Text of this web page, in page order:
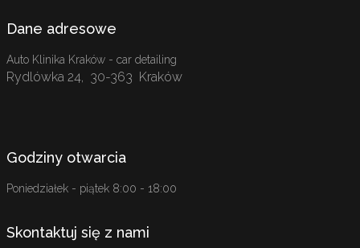
Dane adresowe
Auto Klinika Kraków - car detailing
Rydlówka 24, 30-363 Kraków
Godziny otwarcia
Poniedziałek - piątek 8:00 - 18:00
Skontaktuj się z nami